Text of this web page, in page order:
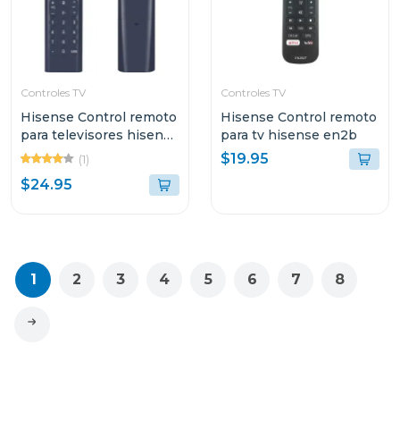
Controles TV
Hisense Control remoto
para televisores hisense
serie a6 (1)
$24.95
Controles TV
Hisense Control remoto
para tv hisense en2b
$19.95
1 2 3 4 5 6 7 8